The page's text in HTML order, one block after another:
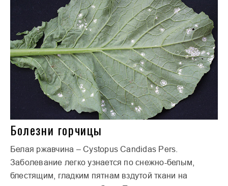
Болезни горчицы
Белая ржавчина – Cystopus Candidas Pers.
Заболевание легко узнается по снежно-белым,
блестящим, гладким пятнам вздутой ткани на